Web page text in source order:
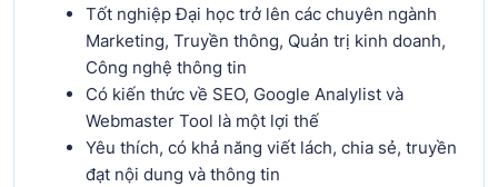
Tốt nghiệp Đại học trở lên các chuyên ngành
Marketing, Truyền thông, Quản trị kinh doanh,
Công nghệ thông tin
Có kiến thức về SEO, Google Analylist và
Webmaster Tool là một lợi thế
Yêu thích, có khả năng viết lách, chia sẻ, truyền
đạt nội dung và thông tin